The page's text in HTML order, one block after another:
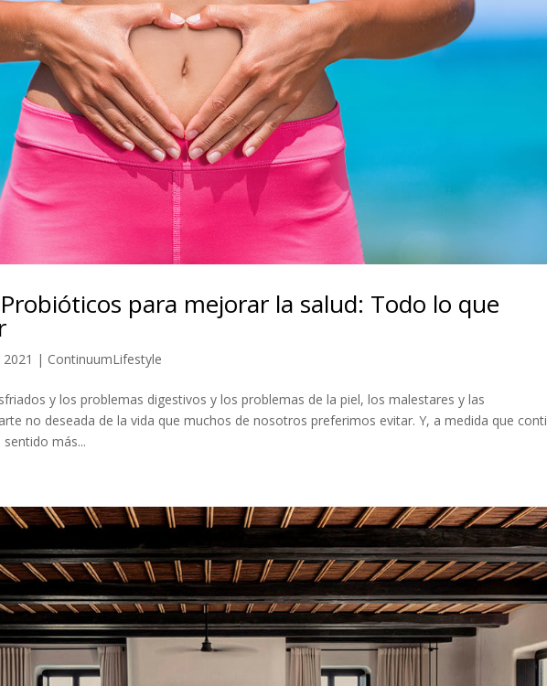
para mejorar la salud: Todo lo que
2021 | ContinuumLifestyle
y los problemas digestivos y los problemas de la piel, los malestares y las
no deseada de la vida que muchos de nosotros preferimos evitar. Y, a medida que
más...